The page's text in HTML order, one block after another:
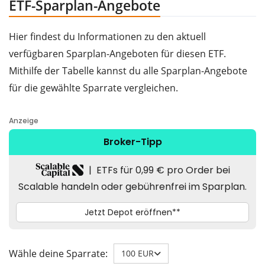
ETF-Sparplan-Angebote
Hier findest du Informationen zu den aktuell
verfügbaren Sparplan-Angeboten für diesen ETF.
Mithilfe der Tabelle kannst du alle Sparplan-Angebote
für die gewählte Sparrate vergleichen.
Wähle deine Sparrate: 100 EUR